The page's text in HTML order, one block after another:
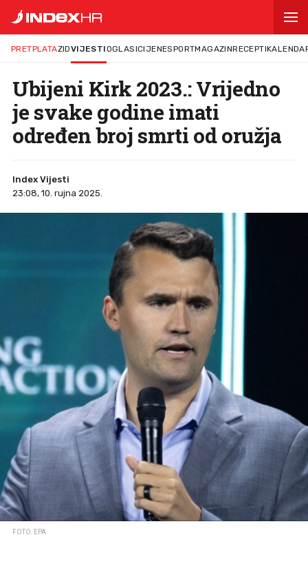
PRETPLATAZIDVIJESTIOGLASICIJENESPORTMAGAZINRECEPTI
Ubijeni Kirk 2023.: Vrijedno
je svake godine imati
određen broj smrti od oružja
Index Vijesti
23:08, 10. rujna 2025.
FOTO: EPA